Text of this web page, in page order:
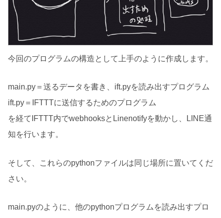
今回のプログラムの構造として上手のように作成します。
main.py＝送るデータを書き、ift.pyを読み出すプログラム
ift.py＝IFTTTに送信するためのプログラム
を経てIFTTT内でwebhooksとLinenotifyを動かし、LINE通
知を行います。
そして、これらのpythonファイルは同じ場所に置いてくだ
さい。
main.pyのように、他のpythonプログラムを読み出すプロ